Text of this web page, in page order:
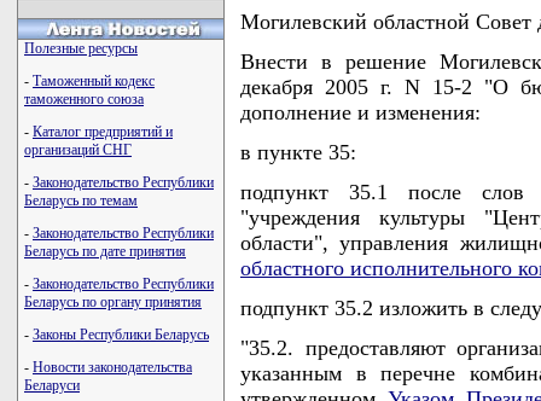
Полезные ресурсы
- Таможенный кодекс
таможенного союза
- Каталог предприятий и
организаций СНГ
- Законодательство Республики
Беларусь по темам
- Законодательство Республики
Беларусь по дате принятия
- Законодательство Республики
Беларусь по органу принятия
- Законы Республики Беларусь
- Новости законодательства
Беларуси
Могилевский областной
Внести в решение
декабря 2005 г. N 15-2 "О
дополнение и изменения:
в пункте 35:
подпункт 35.1 после слов
"учреждения культуры
области", управления
областного исполнительного
подпункт 35.2 изложить в
"35.2. предоставляют
указанным в перечне